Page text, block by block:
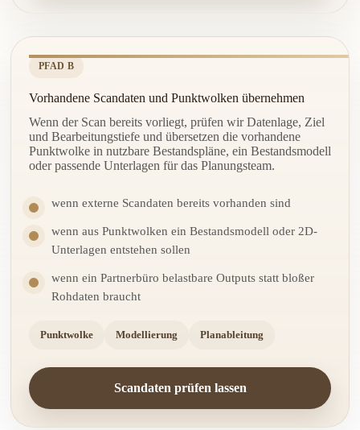
PFAD B
Vorhandene Scandaten und Punktwolken übernehmen
Wenn der Scan bereits vorliegt, prüfen wir Datenlage, Ziel
und Bearbeitungstiefe und übersetzen die vorhandene
Punktwolke in nutzbare Bestandspläne, ein Bestandsmodell
oder passende Unterlagen für das Planungsteam.
wenn externe Scandaten bereits vorhanden sind
wenn aus Punktwolken ein Bestandsmodell oder 2D-
Unterlagen entstehen sollen
wenn ein Partnerbüro belastbare Outputs statt bloßer
Rohdaten braucht
Punktwolke Modellierung Planableitung
Scandaten prüfen lassen